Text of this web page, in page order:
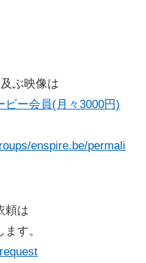
ぶ映像は
ビー会員(月々3000円)
enspire.be/permali
頼は
す。